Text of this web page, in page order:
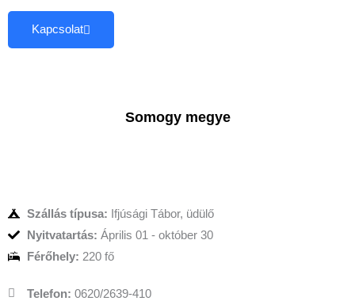
Kapcsolat
Somogy megye
Szállás típusa: Ifjúsági Tábor, üdülő
Nyitvatartás: Április 01 - október 30
Férőhely: 220 fő
Telefon: 0620/2639-410